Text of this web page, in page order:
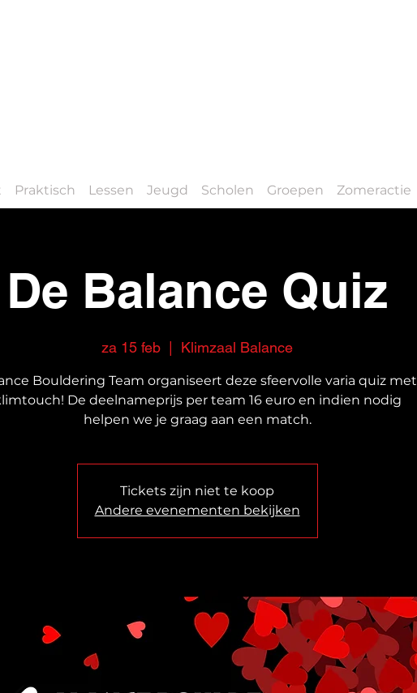
Praktisch Lessen Jeugd Scholen Groepen Zomeractie
De Balance Quiz
za 15 feb Klimzaal Balance
Bouldering Team organiseert deze sfeervolle varia quiz met
De deelnameprijs per team 16 euro en indien nodig
helpen we je graag aan een match.
Tickets zijn niet te koop
Andere evenementen bekijken